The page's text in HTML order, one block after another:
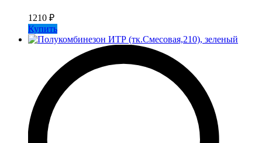
1210 ₽
Купить